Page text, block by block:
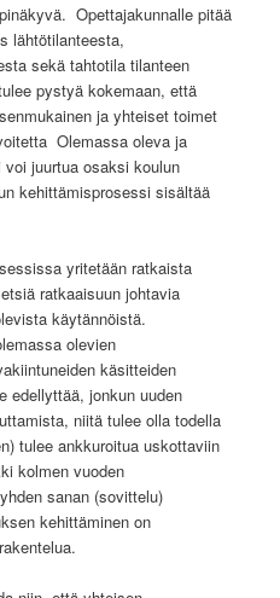
Opettajakunnalle pitää
lähtötilanteesta,
sekä tahtotila tilanteen
pystyä kokemaan, että
ja yhteiset toimet
Olemassa oleva ja
juurtua osaksi koulun
kehittämisprosessi sisältää
yritetään ratkaista
ratkaaisuun johtavia
käytännöistä.
olevien
käsitteiden
edellyttää, jonkun uuden
niitä tulee olla todella
tulee ankkuroitua uskottaviin
kolmen vuoden
sanan (sovittelu)
kehittäminen on